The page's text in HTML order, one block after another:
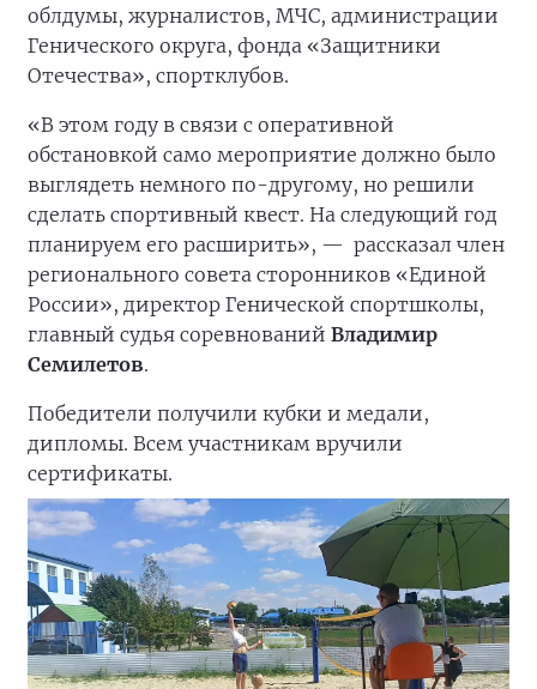
облдумы, журналистов, МЧС, администрации
Генического округа, фонда «Защитники
Отечества», спортклубов.
«В этом году в связи с оперативной
обстановкой само мероприятие должно было
выглядеть немного по-другому, но решили
сделать спортивный квест. На следующий год
планируем его расширить», — рассказал член
регионального совета сторонников «Единой
России», директор Генической спортшколы,
главный судья соревнований Владимир
Семилетов.
Победители получили кубки и медали,
дипломы. Всем участникам вручили
сертификаты.